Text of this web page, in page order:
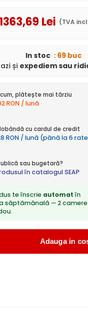
1363,69 Lei (TVA
In stoc : 69 buc
și expediemsau
plătește mai târziu
RON / lună
cu cardul de credit
RON / lună (până la 6
sau bugetară?
în catalogul SEAP
te înscrie automat în
săptămânală — 2 camere
Adauga in